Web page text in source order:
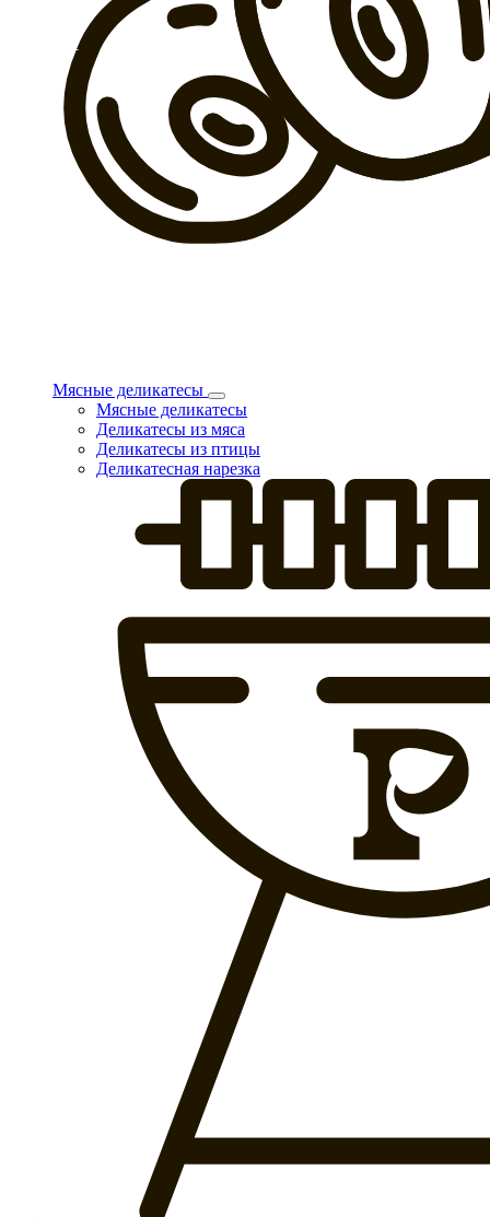
Мясные деликатесы
Мясные деликатесы
Деликатесы из мяса
Деликатесы из птицы
Деликатесная нарезка